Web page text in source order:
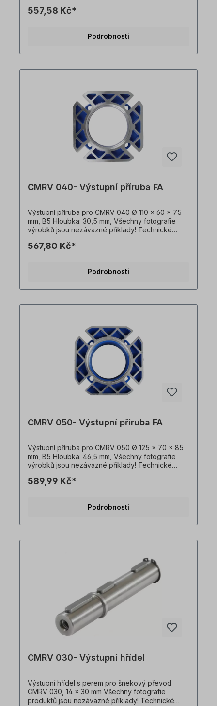
557,58 Kč*
Podrobnosti
CMRV 040- Výstupní příruba FA
Výstupní příruba pro CMRV 040 Ø 110 x 60 x 75
mm, B5 Hloubka: 30,5 mm, Všechny fotografie
výrobků jsou nezávazné příklady! Technické
567,80 Kč*
Podrobnosti
CMRV 050- Výstupní příruba FA
Výstupní příruba pro CMRV 050 Ø 125 x 70 x 85
mm, B5 Hloubka: 46,5 mm, Všechny fotografie
výrobků jsou nezávazné příklady! Technické
589,99 Kč*
Podrobnosti
CMRV 030- Výstupní hřídel
Výstupní hřídel s perem pro šnekový převod
CMRV 030, 14 x 30 mm Všechny fotografie
produktů jsou nezávazné příklady! Technické